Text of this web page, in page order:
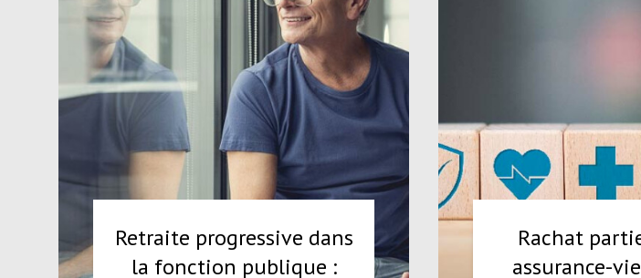
Retraite progressive dans
la fonction publique :
Rachat
assurance-